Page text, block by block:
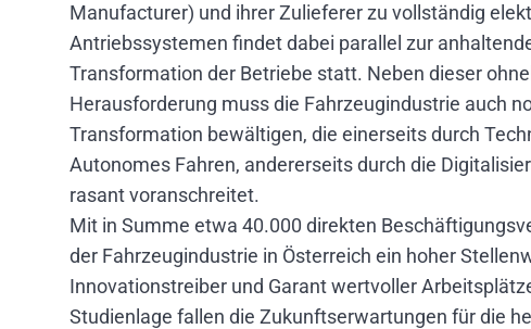
Manufacturer) und ihrer Zulieferer zu vollständig
Antriebssystemen findet dabei parallel zur
Transformation der Betriebe statt. Neben dieser
Herausforderung muss die Fahrzeugindustrie auch
Transformation bewältigen, die einerseits durch
Autonomes Fahren, andererseits durch die
rasant voranschreitet.
Mit in Summe etwa 40.000 direkten
der Fahrzeugindustrie in Österreich ein hoher
Innovationstreiber und Garant wertvoller
Studienlage fallen die Zukunftserwartungen für die